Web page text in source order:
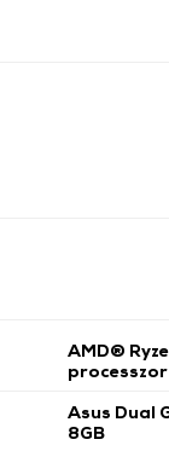
AMD®
processzor
Asus Dual
8GB